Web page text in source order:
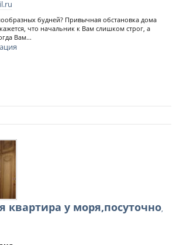
будней? Привычная обстановка дома
что начальник к Вам слишком строг, а
Вам...
квартира у моря,посуточно,